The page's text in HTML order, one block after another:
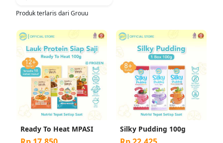
Produk terlaris dari Grouu
Ready To Heat MPASI Silky Pudding 100g